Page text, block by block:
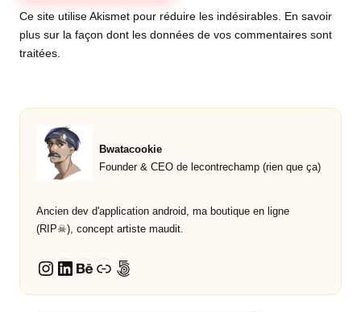
Ce site utilise Akismet pour réduire les indésirables. En savoir
plus sur la façon dont les données de vos commentaires sont
traitées.
Bwatacookie
Founder & CEO de lecontrechamp (rien que ça)
Ancien dev d'application android, ma boutique en ligne
(RIP☠︎︎), concept artiste maudit.
Instagram
LinkedIn
Behance
Lien500px